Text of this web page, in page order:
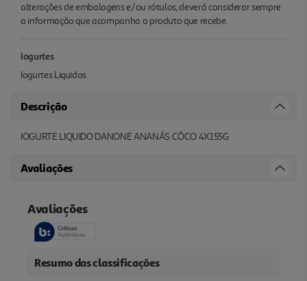
alterações de embalagens e/ou rótulos, deverá considerar sempre
a informação que acompanha o produto que recebe.
Iogurtes
Iogurtes Liquidos
Descrição
IOGURTE LIQUIDO DANONE ANANÁS CÔCO 4X155G
Avaliações